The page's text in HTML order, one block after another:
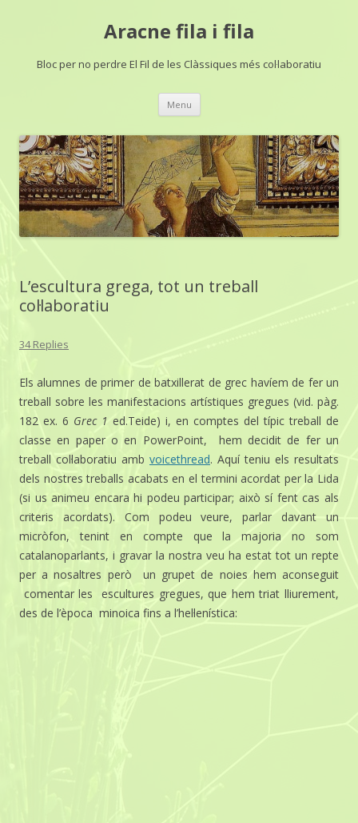
Aracne fila i fila
Bloc per no perdre El Fil de les Clàssiques més col·laboratiu
Menu Skip
L’escultura grega, tot un treball
col·laboratiu
34 Replies
Els alumnes de primer de batxillerat de grec havíem de fer un
treball sobre les manifestacions artístiques gregues (vid. pàg.
182 ex. 6 Grec 1 ed.Teide) i, en comptes del típic treball de
classe en paper o en PowerPoint, hem decidit de fer un
treball col·laboratiu amb voicethread. Aquí teniu els resultats
dels nostres treballs acabats en el termini acordat per la Lida
(si us animeu encara hi podeu participar; això sí fent cas als
criteris acordats). Com podeu veure, parlar davant un
micròfon, tenint en compte que la majoria no som
catalanoparlants, i gravar la nostra veu ha estat tot un repte
per a nosaltres però un grupet de noies hem aconseguit
comentar les escultures gregues, que hem triat lliurement,
des de l’època minoica fins a l’hel·lenística: